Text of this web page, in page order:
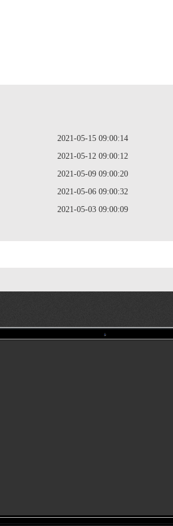
2021-05-15 09:00:14
2021-05-12 09:00:12
2021-05-09 09:00:20
2021-05-06 09:00:32
2021-05-03 09:00:09